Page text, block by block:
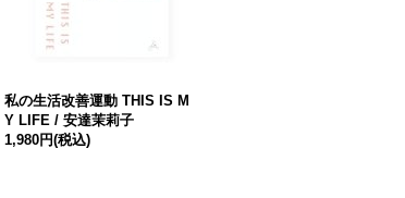
私の生活改善運動 THIS IS M
Y LIFE / 安達茉莉子
1,980円(税込)